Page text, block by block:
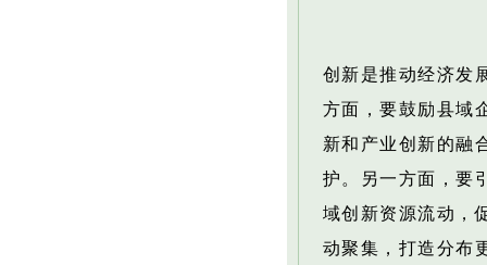
创新是推动经济发
方面，要鼓励县域
新和产业创新的融
护。另一方面，要
域创新资源流动，
动聚集，打造分布